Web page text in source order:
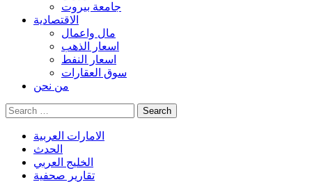
جامعة بيروت
الاقتصادية
مال واعمال
اسعار الذهب
اسعار النفط
سوق العقارات
من نحن
Search
for:
الامارات العربية
الحدث
الخليج العربي
تقارير صحفية